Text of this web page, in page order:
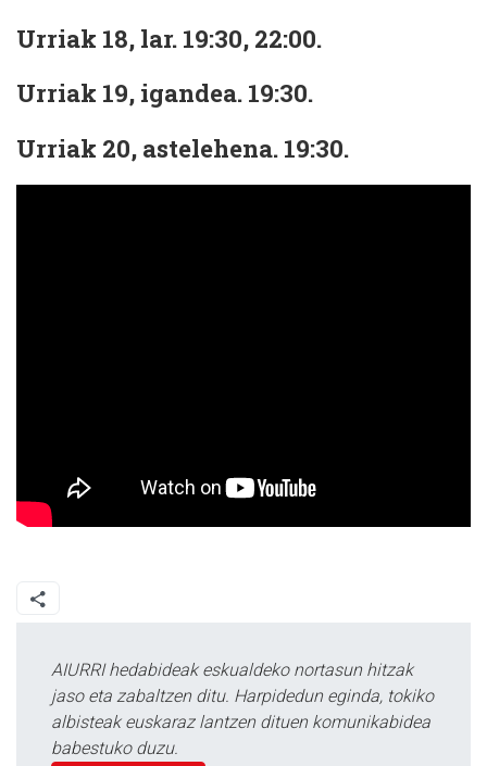
Urriak 18, lar. 19:30, 22:00.
Urriak 19, igandea. 19:30.
Urriak 20, astelehena. 19:30.
AIURRI hedabideak eskualdeko nortasun hitzak
jaso eta zabaltzen ditu. Harpidedun eginda, tokiko
albisteak euskaraz lantzen dituen komunikabidea
babestuko duzu.